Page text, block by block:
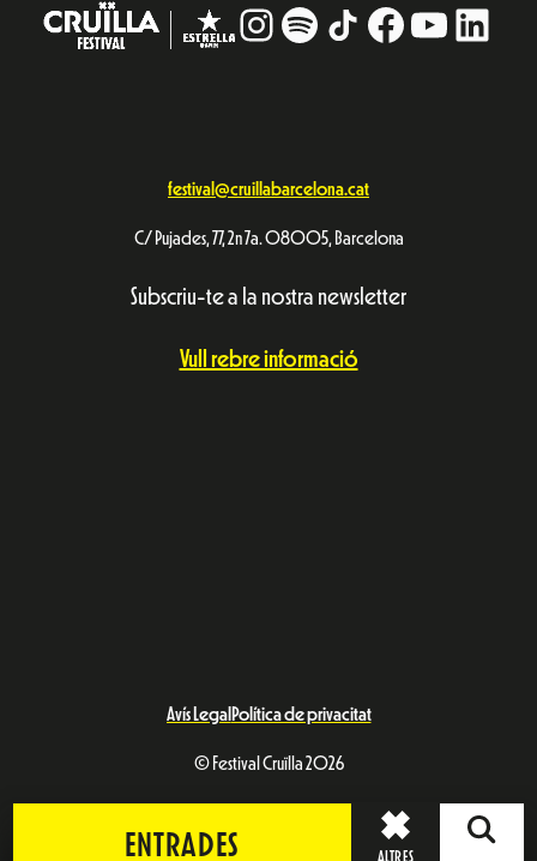
Instagram
# TikTokFacebook
festival@cruillabarcelona.cat
C/ Pujades, 77, 2n 7a. 08005, Barcelona
Subscriu-te a la nostra newsletter
Vull rebre informació
Avís Legal Política de privacitat
© Festival Cruïlla 2026
ENTRADES ALTRES